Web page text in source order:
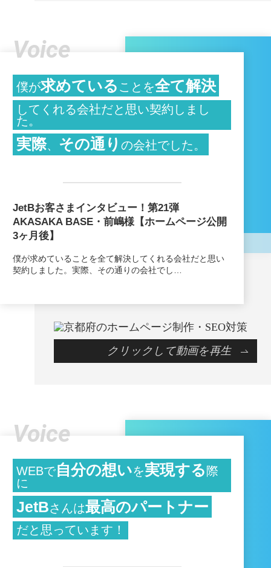
Voice
僕が求めている ことを全て解決
してくれる会社だと思い契約しまし
た。
実際、 その通り の会社でした。
JetBお客さまインタビュー！第21弾
AKASAKA BASE・前嶋様【ホームページ公開
3ヶ月後】
僕が求めていることを全て解決してくれる会社だと思い
契約しました。実際、その通りの会社でし…
クリックして動画を再生
Voice
WEBで自分の想いを実現する 際
に
JetBさんは最高のパートナー
だと思っています！